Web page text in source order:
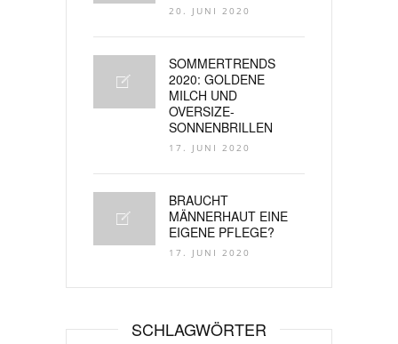
20. JUNI 2020
SOMMERTRENDS
2020: GOLDENE
MILCH UND
OVERSIZE-
SONNENBRILLEN
17. JUNI 2020
BRAUCHT
MÄNNERHAUT EINE
EIGENE PFLEGE?
17. JUNI 2020
SCHLAGWÖRTER